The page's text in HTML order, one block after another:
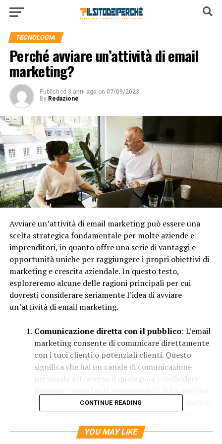
TECNOLOGIA
Perché avviare un’attività di email
marketing?
Published 3 anni ago on 07/09/2023
By Redazione
Avviare un’attività di email marketing può essere una
scelta strategica fondamentale per molte aziende e
imprenditori, in quanto offre una serie di vantaggi e
opportunità uniche per raggiungere i propri obiettivi di
marketing e crescita aziendale. In questo testo,
esploreremo alcune delle ragioni principali per cui
dovresti considerare seriamente l’idea di avviare
un’attività di email marketing.
Comunicazione diretta con il pubblico: L’email
marketing consente di comunicare direttamente
con i tuoi clienti o potenziali clienti. Questo
significa che hai un canale di comunicazione
personale attraverso il quale puoi condividere
rilevanti. Questa comunicazione diretta ti aiuta a
costruire relazioni più solide con il tuo pubblico.
Costi relativamente bassi: Rispetto ad altre
CONTINUE READING
YOU MAY LIKE